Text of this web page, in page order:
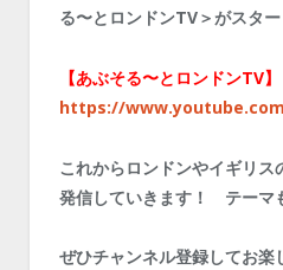
る〜とロンドンTV＞がスター
【あぶそる〜とロンドンTV】
https://
これからロンドンやイギリ
発信していきます！ テーマ
ぜひチャンネル登録してお